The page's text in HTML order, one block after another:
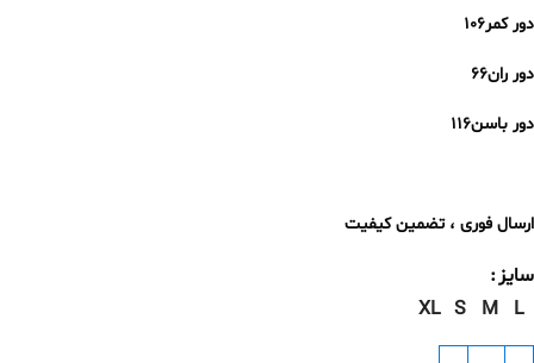
دور کمر۱۰۶
دور ران۶۶
دور باسن۱۱۶
ارسال فوری ، تضمین کیفیت
سایز
L
M
S
XL